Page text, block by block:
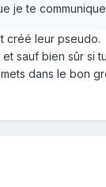
je te
créé leur pseudo.
sauf bien sûr
dans le bon